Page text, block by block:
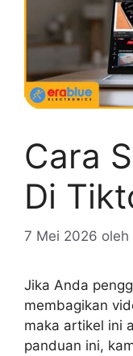
Cara
Di
7 Mei 2026 oleh
Jika Anda
membagikan
maka artikel ini
panduan ini,